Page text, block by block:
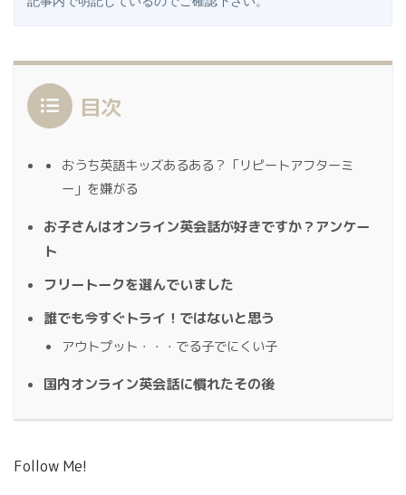
目次
おうち英語キッズあるある？「リピートアフターミ
ー」を嫌がる
お子さんはオンライン英会話が好きですか？アンケー
ト
フリートークを選んでいました
誰でも今すぐトライ！ではないと思う
アウトプット・・・でる子でにくい子
国内オンライン英会話に慣れたその後
Follow Me!